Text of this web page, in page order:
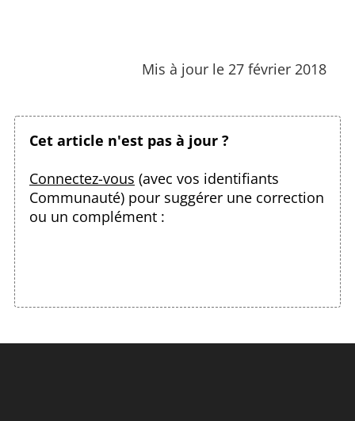
Mis à jour le 27 février 2018
Cet article n'est pas à jour ?
Connectez-vous (avec vos identifiants
Communauté) pour suggérer une correction
ou un complément :